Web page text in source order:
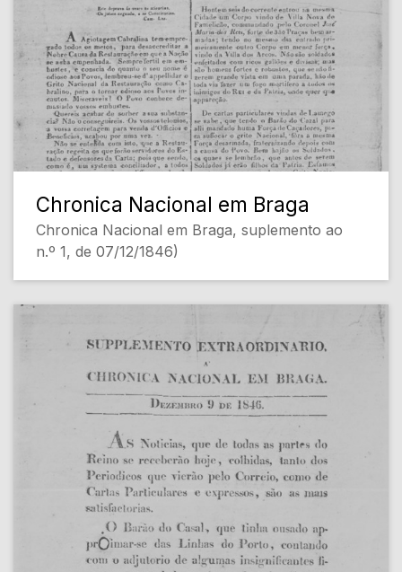
Chronica Nacional em Braga
Chronica Nacional em Braga, suplemento ao
n.º 1, de 07/12/1846)